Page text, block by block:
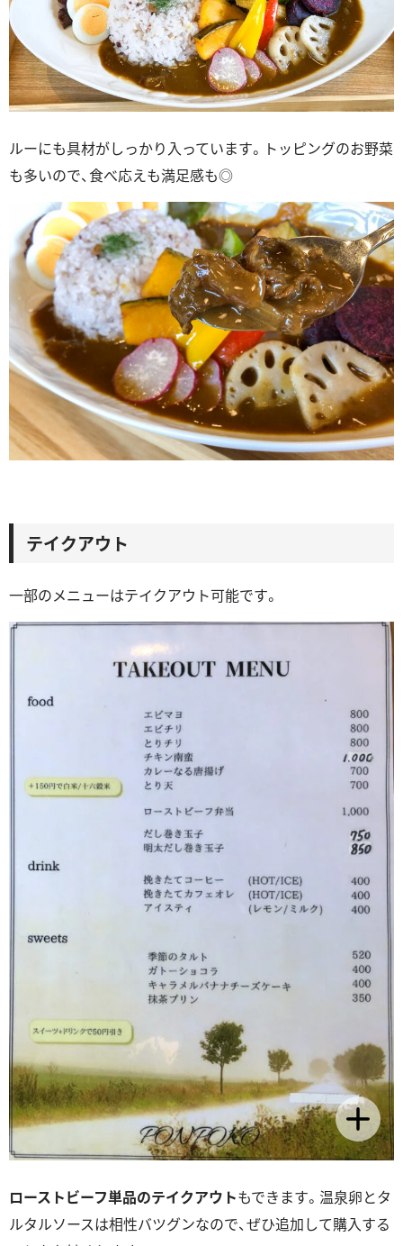
ルーにも具材がしっかり入っています。トッピングのお野菜
も多いので、食べ応えも満足感も◎
テイクアウト
一部のメニューはテイクアウト可能です。
ローストビーフ単品のテイクアウトもできます。温泉卵とタ
ルタルソースは相性バツグンなので、ぜひ追加して購入する